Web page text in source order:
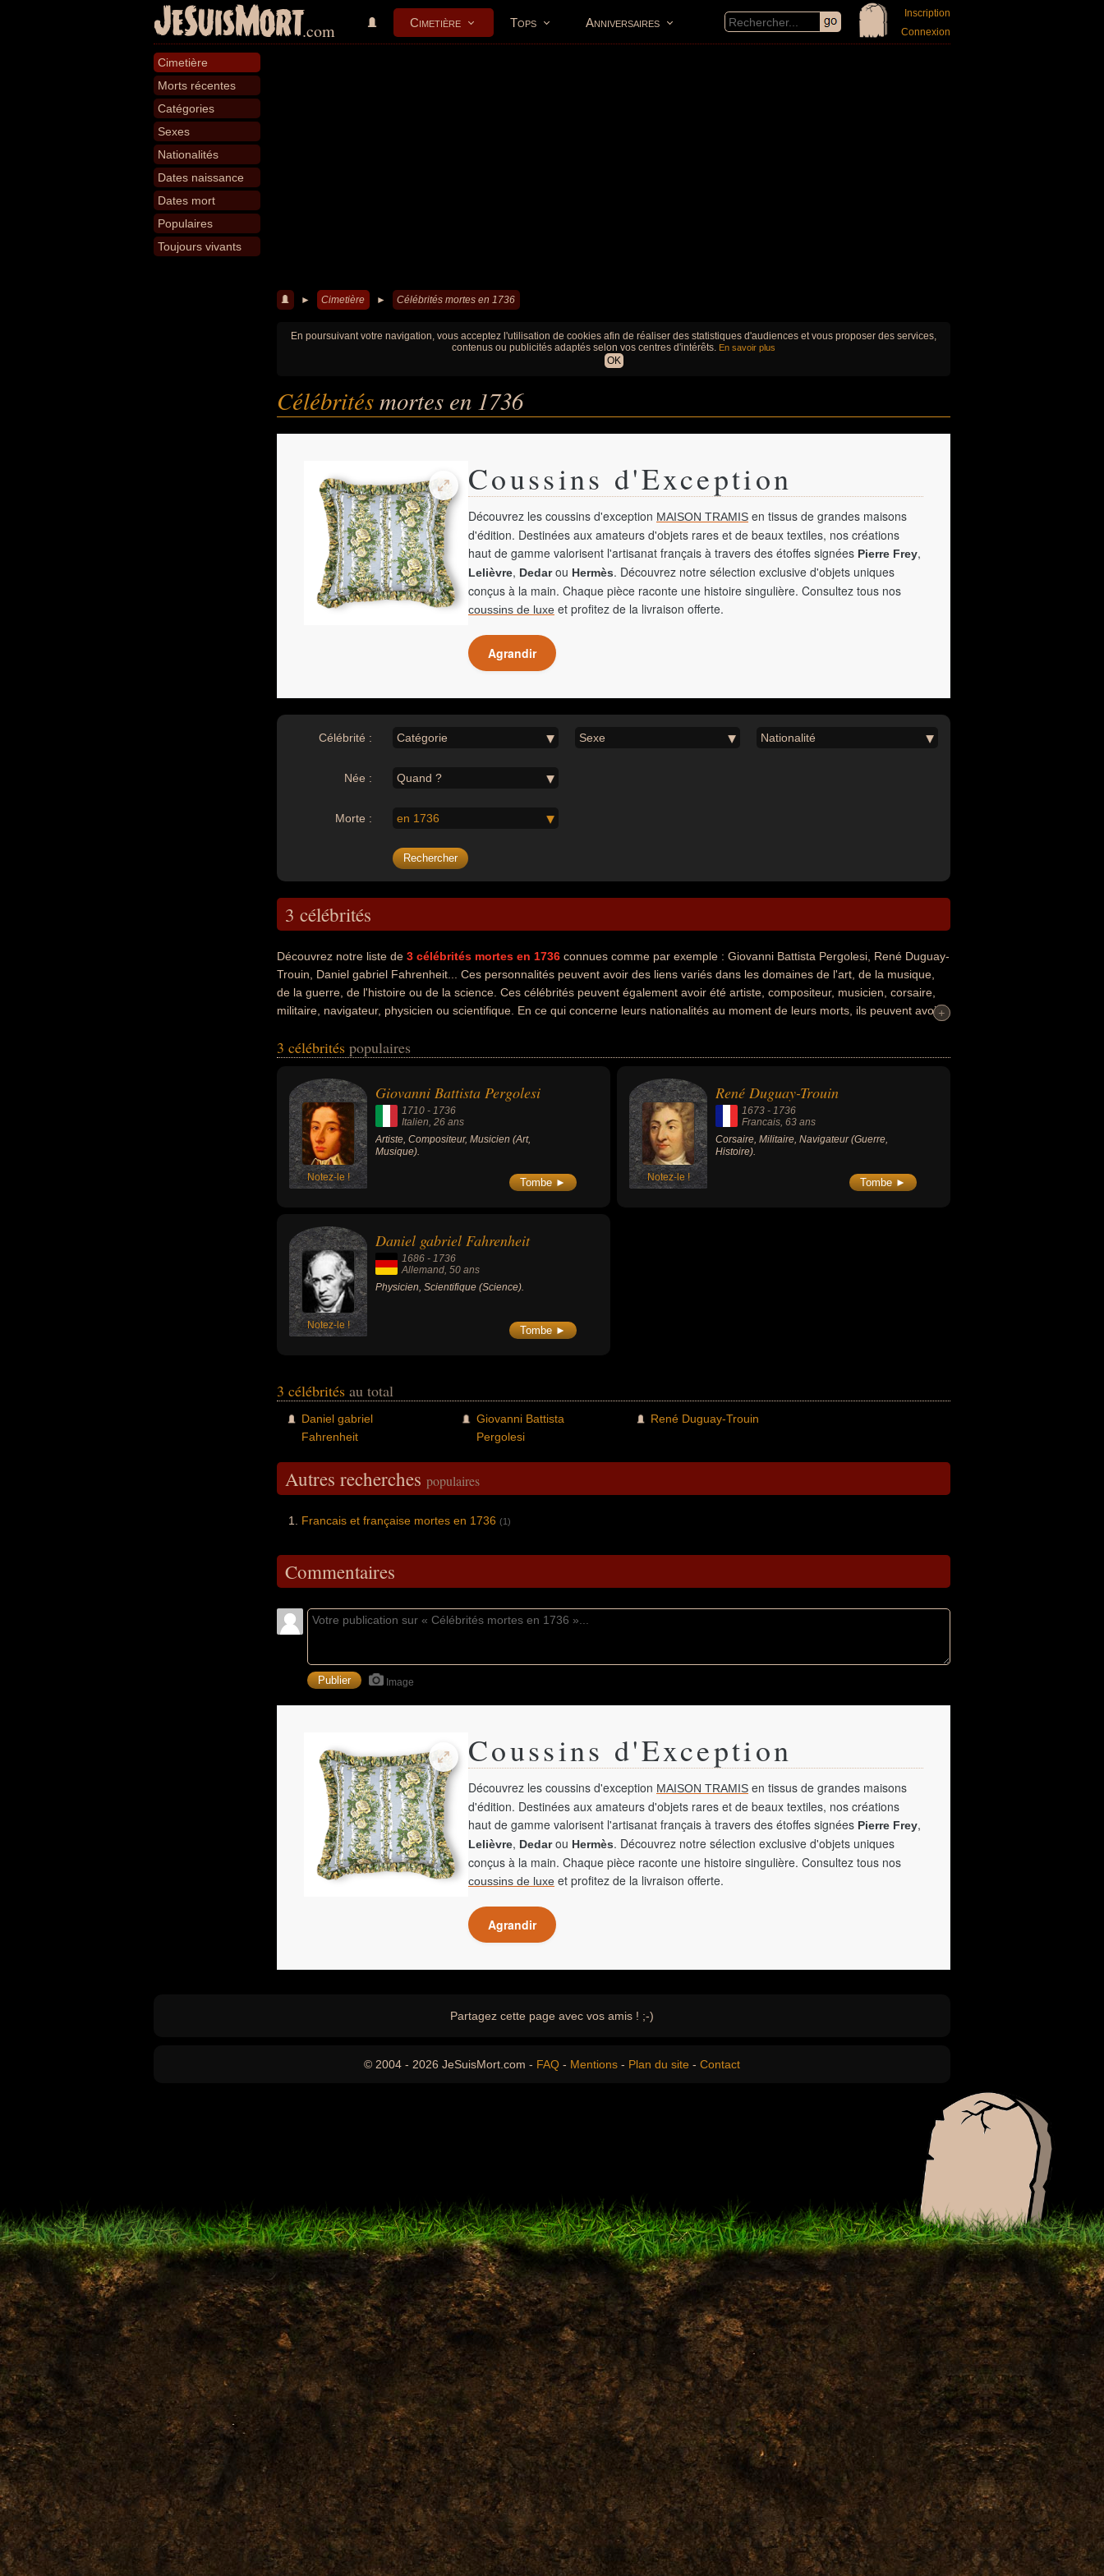
JeSuisMort.com Cimetière Tops Anniversaires
Inscription
Connexion
Cimetière
Morts récentes
Catégories
Sexes
Nationalités
Dates naissance
Dates mort
Populaires
Toujours vivants
► Cimetière ► Célébrités mortes en 1736
En poursuivant votre navigation, vous acceptez l'utilisation de cookies afin de réaliser des statistiques d'audiences et vous proposer des services,
contenus ou publicités adaptés selon vos centres d'intérêts. En savoir plus
OK
Célébritésmortes en 1736
Coussins d'Exception
Découvrez les coussins d'exception MAISON TRAMIS en tissus de grandes maisons
d'édition. Destinées aux amateurs d'objets rares et de beaux textiles, nos créations
haut de gamme valorisent l'artisanat français à travers des étoffes signées Pierre Frey,
Lelièvre, Dedarou Hermès. Découvrez notre sélection exclusive d'objets uniques
conçus à la main. Chaque pièce raconte une histoire singulière. Consultez tous nos
coussins de luxe et profitez de la livraison offerte.
Agrandir
Célébrité : Catégorie Sexe Nationalité
Née : Quand ?
Morte : en 1736
3 célébrités
Découvrez notre liste de 3 célébrités mortes en 1736 connues comme par exemple : Giovanni Battista Pergolesi, René Duguay-
Trouin, Daniel gabriel Fahrenheit... Ces personnalités peuvent avoir des liens variés dans les domaines de l'art, de la musique,
de la guerre, de l'histoire ou de la science. Ces célébrités peuvent également avoir été artiste, compositeur, musicien, corsaire,
militaire, navigateur, physicien ou scientifique. En ce qui concerne leurs nationalités au moment de leurs morts, ils peuvent avoir+
+
3 célébrités populaires
Notez-le !
Giovanni Battista Pergolesi
1710 - 1736
Italien, 26 ans
Artiste, Compositeur, Musicien (Art,
Musique).
Tombe ► Notez-le !
René Duguay-Trouin
1673 -1736
Francais, 63 ans
Corsaire, Militaire, Navigateur (Guerre,
Histoire).
Tombe ►
Notez-le !
Daniel gabriel Fahrenheit
1686 - 1736
Allemand, 50 ans
Physicien, Scientifique (Science).
Tombe ►
3 célébrités au total
Daniel gabriel
Fahrenheit
Giovanni Battista
Pergolesi
René Duguay-Trouin
Autres recherches populaires
Francais et française mortes en 1736 (1)
Commentaires
Image
Coussins d'Exception
Découvrez les coussins d'exception MAISON TRAMIS en tissus de grandes maisons
d'édition. Destinées aux amateurs d'objets rares et de beaux textiles, nos créations
haut de gamme valorisent l'artisanat français à travers des étoffes signées Pierre Frey,
Lelièvre, Dedarou Hermès. Découvrez notre sélection exclusive d'objets uniques
conçus à la main. Chaque pièce raconte une histoire singulière. Consultez tous nos
coussins de luxe et profitez de la livraison offerte.
Agrandir
Partagez cette page avec vos amis ! ;-)
© 2004 - 2026 JeSuisMort.com - FAQ - Mentions - Plan du site - Contact